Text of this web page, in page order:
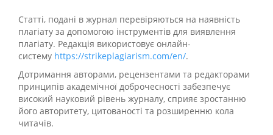
Статті, подані в журнал перевіряються на наявність
плагіату за допомогою інструментів для виявлення
плагіату. Редакція використовує онлайн-
систему https://strikeplagiarism.com/en/.
Дотримання авторами, рецензентами та редакторами
принципів академічної доброчесності забезпечує
високий науковий рівень журналу, сприяє зростанню
його авторитету, цитованості та розширенню кола
читачів.